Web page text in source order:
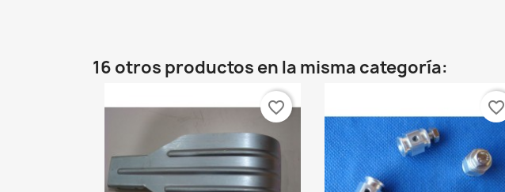
16 otros productos en la misma categoría:
favorite_border favorite_border